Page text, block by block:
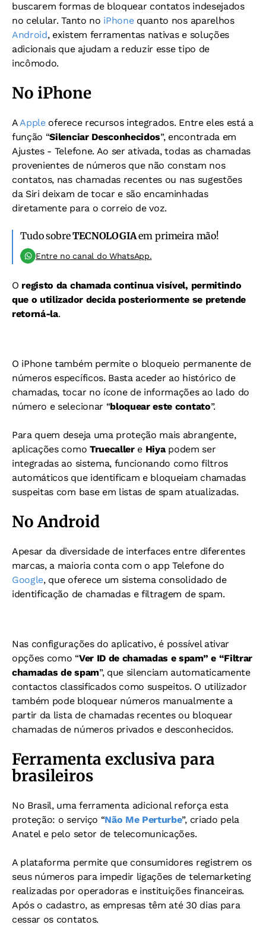
buscarem formas de bloquear contatos indesejados
no celular. Tanto no iPhone quanto nos aparelhos
Android, existem ferramentas nativas e soluções
adicionais que ajudam a reduzir esse tipo de
incômodo.
No iPhone
AApple oferece recursos integrados. Entre eles está a
função “Silenciar Desconhecidos”, encontrada em
Ajustes - Telefone. Ao ser ativada, todas as chamadas
provenientes de números que não constam nos
contatos, nas chamadas recentes ou nas sugestões
da Siri deixam de tocar e são encaminhadas
diretamente para o correio de voz.
Tudo sobreTECNOLOGIAem primeira mão!
Entre no canal do WhatsApp.
O registo da chamada continua visível, permitindo
que o utilizador decida posteriormente se pretende
retorná-la.
O iPhone também permite o bloqueio permanente de
números específicos. Basta aceder ao histórico de
chamadas, tocar no ícone de informações ao lado do
número e selecionar “bloquear este contato”.
Para quem deseja uma proteção mais abrangente,
aplicações como Truecallere Hiyapodem ser
integradas ao sistema, funcionando como filtros
automáticos que identificam e bloqueiam chamadas
suspeitas com base em listas de spam atualizadas.
No Android
Apesar da diversidade de interfaces entre diferentes
marcas, a maioria conta com o app Telefone do
Google, que oferece um sistema consolidado de
identificação de chamadas e filtragem de spam.
Nas configurações do aplicativo, é possível ativar
opções como “Ver ID de chamadas e spam” e “Filtrar
chamadas de spam”, que silenciam automaticamente
contactos classificados como suspeitos. O utilizador
também pode bloquear números manualmente a
partir da lista de chamadas recentes ou bloquear
chamadas de números privados e desconhecidos.
Ferramenta exclusiva para
brasileiros
No Brasil, uma ferramenta adicional reforça esta
proteção: o serviço “Não Me Perturbe”, criado pela
Anatel e pelo setor de telecomunicações.
A plataforma permite que consumidores registrem os
seus números para impedir ligações de telemarketing
realizadas por operadoras e instituições financeiras.
Após o cadastro, as empresas têm até 30 dias para
cessar os contatos.